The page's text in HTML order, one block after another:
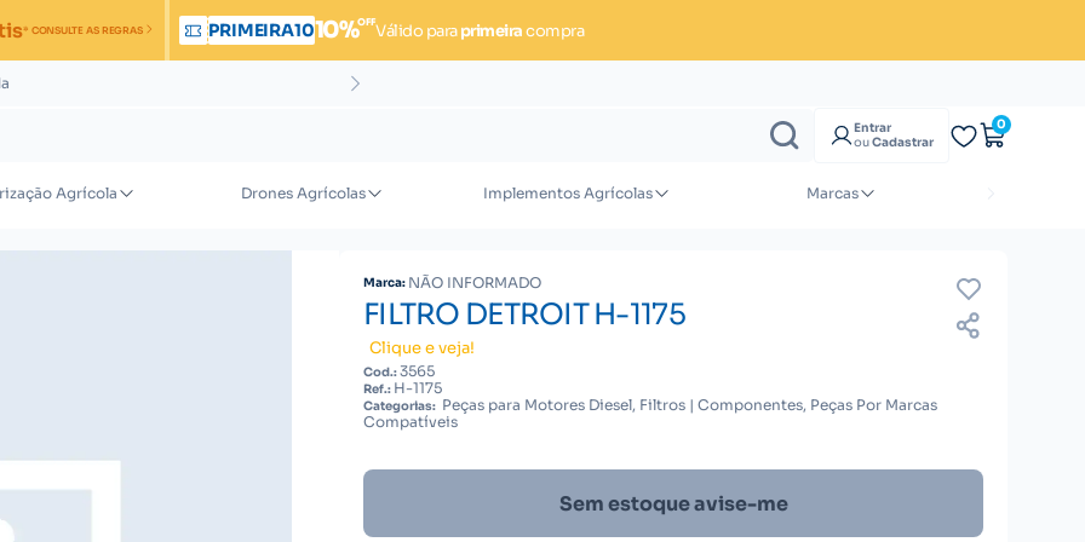
* CONSULTE AS REGRAS PRIMEIRA1010%OFFVálido paraprimeiracompra
Entrar
ouCadastrar
0
Agrícola Drones Agrícolas Implementos Agrícolas Marcas
Marca: NÃO INFORMADO
FILTRO DETROIT H-1175
Clique e veja!
Cod.:3565
Ref.: H-1175
Categorias: Peças para Motores Diesel, Filtros | Componentes, Peças Por Marcas
Compatíveis
Sem estoque avise-me